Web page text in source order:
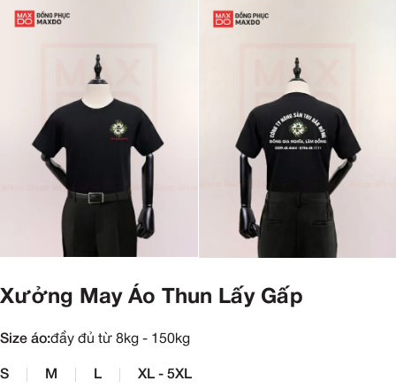
Xưởng May Áo Thun Lấy Gấp
Size áo:đầy đủ từ 8kg - 150kg
S M L XL - 5XL